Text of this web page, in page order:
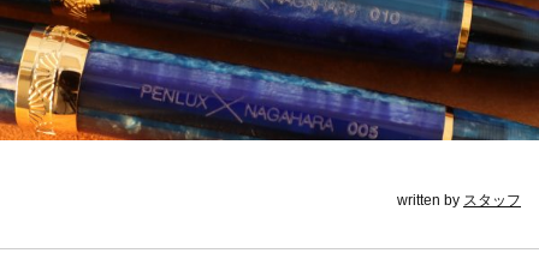
written by スタッフ